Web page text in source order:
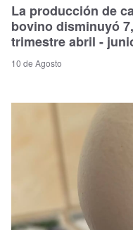
La producción de
bovino disminuyó
trimestre abril -
10 de Agosto